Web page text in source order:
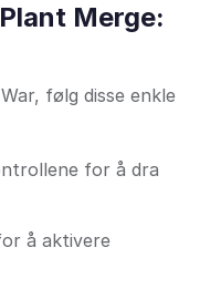
Merge:
følg disse enkle
for å dra
å aktivere